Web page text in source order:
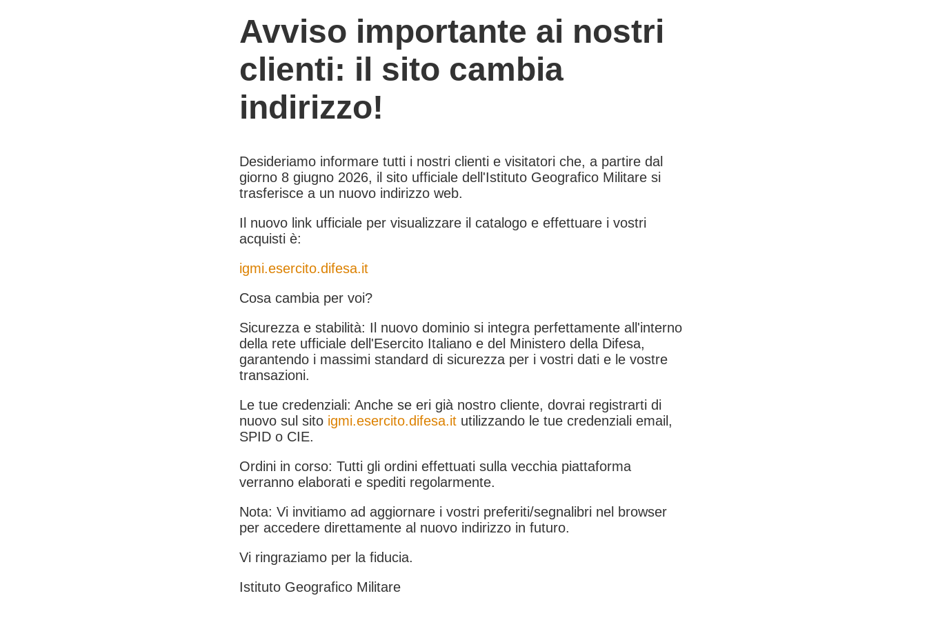
Avviso importante ai nostri
clienti: il sito cambia
indirizzo!
Desideriamo informare tutti i nostri clienti e visitatori che, a partire dal
giorno 8 giugno 2026, il sito ufficiale dell'Istituto Geografico Militare si
trasferisce a un nuovo indirizzo web.
Il nuovo link ufficiale per visualizzare il catalogo e effettuare i vostri
acquisti è:
igmi.esercito.difesa.it
Cosa cambia per voi?
Sicurezza e stabilità: Il nuovo dominio si integra perfettamente all'interno
della rete ufficiale dell'Esercito Italiano e del Ministero della Difesa,
garantendo i massimi standard di sicurezza per i vostri dati e le vostre
transazioni.
Le tue credenziali: Anche se eri già nostro cliente, dovrai registrarti di
nuovo sul sito igmi.esercito.difesa.it utilizzando le tue credenziali email,
SPID o CIE.
Ordini in corso: Tutti gli ordini effettuati sulla vecchia piattaforma
verranno elaborati e spediti regolarmente.
Nota: Vi invitiamo ad aggiornare i vostri preferiti/segnalibri nel browser
per accedere direttamente al nuovo indirizzo in futuro.
Vi ringraziamo per la fiducia.
Istituto Geografico Militare